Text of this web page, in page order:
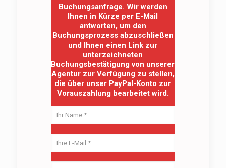
Buchungsanfrage. Wir werden
Ihnen in Kürze per E-Mail
antworten, um den
Buchungsprozess abzuschließen
und Ihnen einen Link zur
unterzeichneten
Buchungsbestätigung von unserer
Agentur zur Verfügung zu stellen,
die über unser PayPal-Konto zur
Vorauszahlung bearbeitet wird.